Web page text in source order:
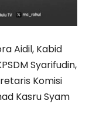
Aidil, Kabid
Syarifudin,
Komisi
Kasru Syam